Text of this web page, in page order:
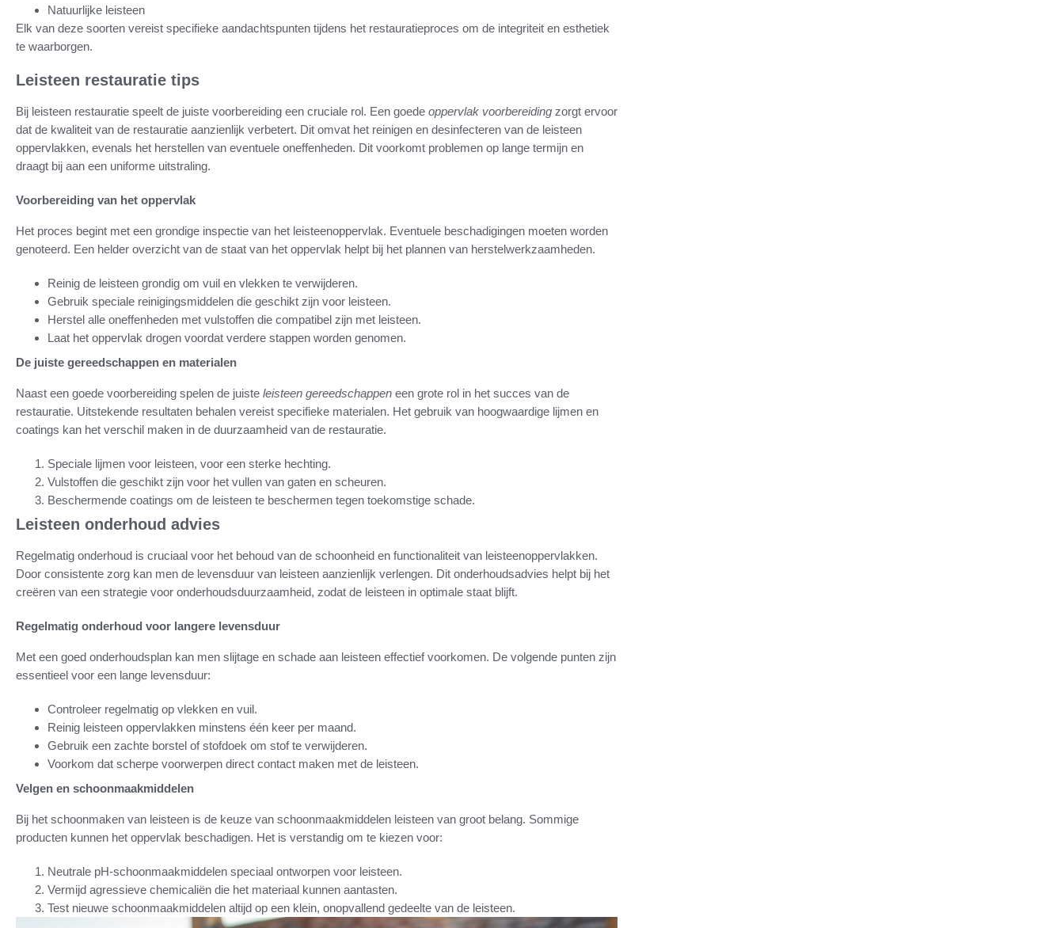
Natuurlijke leisteen
Elk van deze soorten vereist specifieke aandachtspunten tijdens het restauratieproces om de integriteit en esthetiek
te waarborgen.
Leisteen restauratie tips
Bij leisteen restauratie speelt de juiste voorbereiding een cruciale rol. Een goede oppervlak voorbereiding zorgt ervoor
dat de kwaliteit van de restauratie aanzienlijk verbetert. Dit omvat het reinigen en desinfecteren van de leisteen
oppervlakken, evenals het herstellen van eventuele oneffenheden. Dit voorkomt problemen op lange termijn en
draagt bij aan een uniforme uitstraling.
Voorbereiding van het oppervlak
Het proces begint met een grondige inspectie van het leisteenoppervlak. Eventuele beschadigingen moeten worden
genoteerd. Een helder overzicht van de staat van het oppervlak helpt bij het plannen van herstelwerkzaamheden.
Reinig de leisteen grondig om vuil en vlekken te verwijderen.
Gebruik speciale reinigingsmiddelen die geschikt zijn voor leisteen.
Herstel alle oneffenheden met vulstoffen die compatibel zijn met leisteen.
Laat het oppervlak drogen voordat verdere stappen worden genomen.
De juiste gereedschappen en materialen
Naast een goede voorbereiding spelen de juiste leisteen gereedschappen een grote rol in het succes van de
restauratie. Uitstekende resultaten behalen vereist specifieke materialen. Het gebruik van hoogwaardige lijmen en
coatings kan het verschil maken in de duurzaamheid van de restauratie.
Speciale lijmen voor leisteen, voor een sterke hechting.
Vulstoffen die geschikt zijn voor het vullen van gaten en scheuren.
Beschermende coatings om de leisteen te beschermen tegen toekomstige schade.
Leisteen onderhoud advies
Regelmatig onderhoud is cruciaal voor het behoud van de schoonheid en functionaliteit van leisteenoppervlakken.
Door consistente zorg kan men de levensduur van leisteen aanzienlijk verlengen. Dit onderhoudsadvies helpt bij het
creëren van een strategie voor onderhoudsduurzaamheid, zodat de leisteen in optimale staat blijft.
Regelmatig onderhoud voor langere levensduur
Met een goed onderhoudsplan kan men slijtage en schade aan leisteen effectief voorkomen. De volgende punten zijn
essentieel voor een lange levensduur:
Controleer regelmatig op vlekken en vuil.
Reinig leisteen oppervlakken minstens één keer per maand.
Gebruik een zachte borstel of stofdoek om stof te verwijderen.
Voorkom dat scherpe voorwerpen direct contact maken met de leisteen.
Velgen en schoonmaakmiddelen
Bij het schoonmaken van leisteen is de keuze van schoonmaakmiddelen leisteen van groot belang. Sommige
producten kunnen het oppervlak beschadigen. Het is verstandig om te kiezen voor:
Neutrale pH-schoonmaakmiddelen speciaal ontworpen voor leisteen.
Vermijd agressieve chemicaliën die het materiaal kunnen aantasten.
Test nieuwe schoonmaakmiddelen altijd op een klein, onopvallend gedeelte van de leisteen.